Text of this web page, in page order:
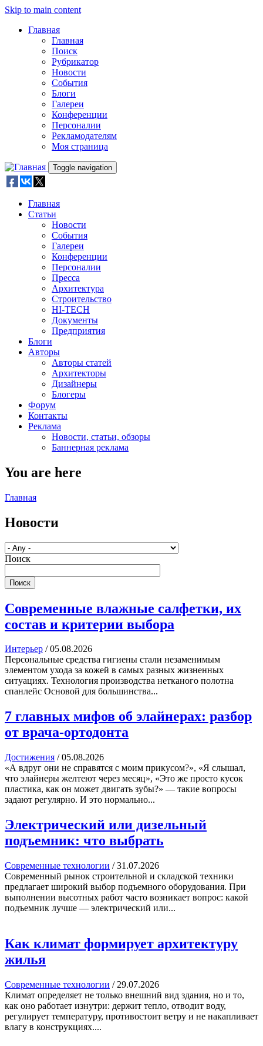
Skip to main content
Главная
Главная
Поиск
Рубрикатор
Новости
События
Блоги
Галереи
Конференции
Персоналии
Рекламодателям
Моя страница
Toggle navigation
Главная
Статьи
Новости
События
Галереи
Конференции
Персоналии
Пресса
Архитектура
Строительство
HI-TECH
Документы
Предприятия
Блоги
Авторы
Авторы статей
Архитекторы
Дизайнеры
Блогеры
Форум
Контакты
Реклама
Новости, статьи, обзоры
Баннерная реклама
You are here
Главная
Новости
Поиск
Поиск
Современные влажные салфетки, их
состав и критерии выбора
Интерьер /05.08.2026
Персональные средства гигиены стали незаменимым
элементом ухода за кожей в самых разных жизненных
ситуациях. Технология производства нетканого полотна
спанлейс Основой для большинства...
7 главных мифов об элайнерах: разбор
от врача-ортодонта
Достижения /05.08.2026
«А вдруг они не справятся с моим прикусом?», «Я слышал,
что элайнеры желтеют через месяц», «Это же просто кусок
пластика, как он может двигать зубы?» — такие вопросы
задают регулярно. И это нормально...
Электрический или дизельный
подъемник: что выбрать
Современные технологии /31.07.2026
Современный рынок строительной и складской техники
предлагает широкий выбор подъемного оборудования. При
выполнении высотных работ часто возникает вопрос: какой
подъемник лучше — электрический или...
Как климат формирует архитектуру
жилья
Современные технологии / 29.07.2026
Климат определяет не только внешний вид здания, но и то,
как оно работает изнутри: держит тепло, отводит воду,
регулирует температуру, противостоит ветру и не накапливает
влагу в конструкциях....